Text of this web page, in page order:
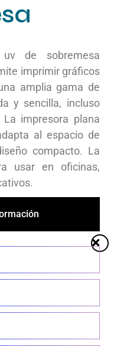
de sobremesa
imprimir gráficos
amplia gama de
y sencilla, incluso
impresora plana
al espacio de
compacto. La
usar en oficinas,